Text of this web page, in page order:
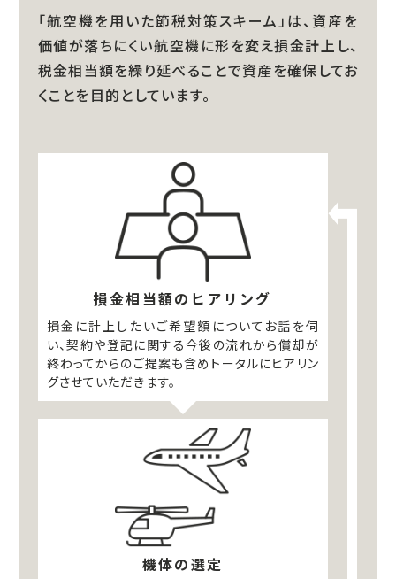
「航空機を用いた節税対策スキーム」は、資産を
価値が落ちにくい航空機に形を変え損金計上し、
税金相当額を繰り延べることで資産を確保してお
くことを目的としています。
損金相当額のヒアリング
損金に計上したいご希望額についてお話を伺
い、契約や登記に関する今後の流れから償却が
終わってからのご提案も含めトータルにヒアリン
グさせていただきます。
機体の選定